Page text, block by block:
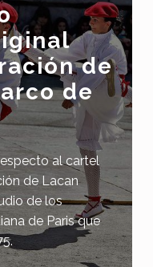
de
de
al cartel
de Lacan
de los
de Paris que